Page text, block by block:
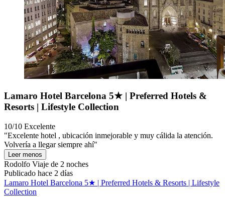
Lamaro Hotel Barcelona 5★ | Preferred Hotels &
Resorts | Lifestyle Collection
10/10 Excelente
"Excelente hotel , ubicación inmejorable y muy cálida la atención.
Volvería a llegar siempre ahí"
Leer menos
Rodolfo Viaje de 2 noches
Publicado hace 2 días
Lamaro Hotel Barcelona 5★ | Preferred Hotels & Resorts | Lifestyle
Collection